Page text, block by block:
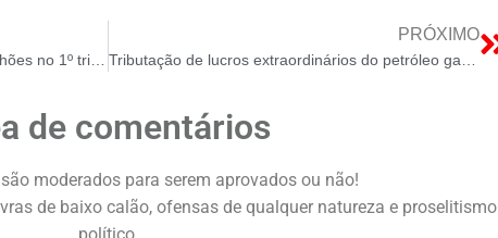
PRÓXIMO
de comentários
moderados para serem aprovados ou não!
de baixo calão, ofensas de qualquer natureza e proselitismo